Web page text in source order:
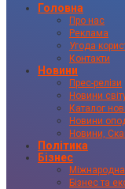
Головна
Про нас
Реклама
Угода
Контакти
Новини
Прес-релізи
Новини
Каталог
Новини
Новини,
Політика
Бізнес
Бізнес та